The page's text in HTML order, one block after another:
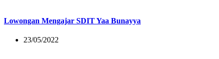
Lowongan Mengajar SDIT Yaa Bunayya
23/05/2022